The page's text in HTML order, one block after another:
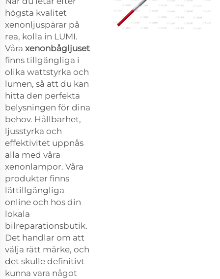
högsta kvalitet
xenonljuspärar på
rea, kolla in LUMI.
Våra xenonbågljuset
finns tillgängliga i
olika wattstyrka och
lumen, så att du kan
hitta den perfekta
belysningen för dina
behov. Hållbarhet,
ljusstyrka och
effektivitet uppnås
alla med våra
xenonlampor. Våra
produkter finns
lättillgängliga
online och hos din
lokala
bilreparationsbutik.
Det handlar om att
välja rätt märke, och
det skulle definitivt
kunna vara något